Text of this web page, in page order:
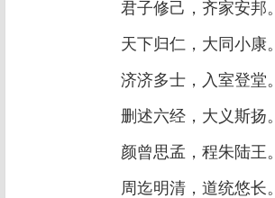
君子修己，齐家安邦。
天下归仁，大同小康。
济济多士，入室登堂。
删述六经，大义斯扬。
颜曾思孟，程朱陆王。
周迄明清，道统悠长。